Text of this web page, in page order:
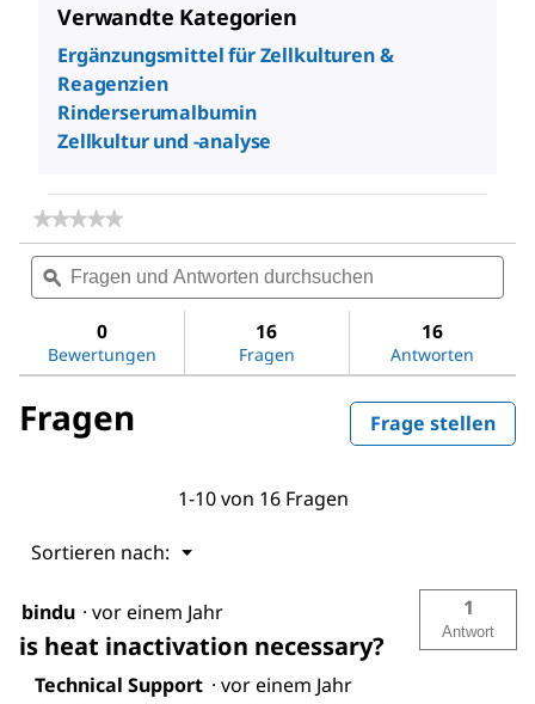
Verwandte Kategorien
Ergänzungsmittel für Zellkulturen &
Reagenzien
Rinderserumalbumin
Zellkultur und -analyse
★★★★★
★★★★★
Beurteilungswert
für
Fetal
Serum
Fragen
und
Antworten
durchsuchen
ϙ
0
Bewertungen
16
Fragen
16
Antworten
Fragen Frage stellen
1-10 von 16 Fragen
Sortieren nach: ▼
Menü
bindu · vor einem Jahr
is heat inactivation necessary?
1
Antwort
Technical Support · vor einem Jahr